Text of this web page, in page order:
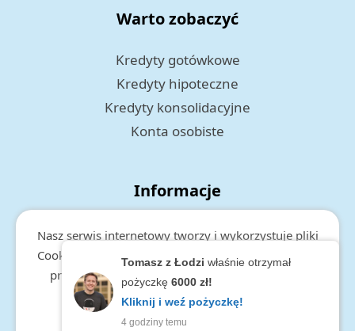
Nasz serwis internetowy tworzy i wykorzystuje pliki
Cookies. Więcej informacji o cookies, zakresie i celu
przetwarzania danych, znajduje się w
prywatności.
zamknij
Tomasz z Łodzi właśnie otrzymał
pożyczkę 6000 zł!
Kliknij i weź pożyczkę!
4 godziny temu
Warto zobaczyć
Kredyty gotówkowe
Kredyty hipoteczne
Kredyty konsolidacyjne
Konta osobiste
Informacje
Polityka prywatności
RODO